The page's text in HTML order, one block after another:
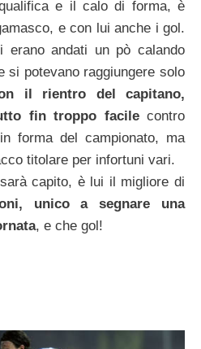
e il calo di forma, è
e con lui anche i gol.
erano andati un pò calando
si potevano raggiungere solo
il rientro del capitano,
fin troppo facilecontro
forma del campionato, ma
titolare per infortuni vari.
capito, è lui il migliore di
unico a segnare una
, e che gol!